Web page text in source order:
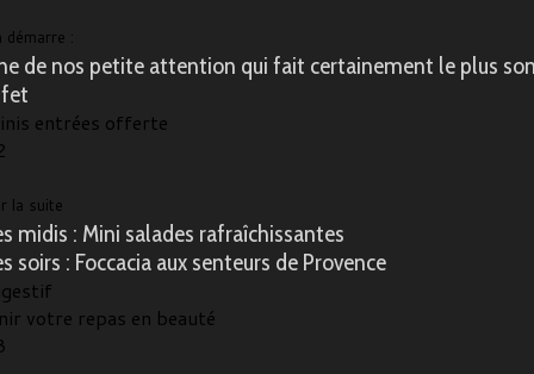
démarre :
de nos petite attention qui fait certainement le plus
entrées offerte
la suite
midis : Mini salades rafraîchissantes
soirs : Foccacia aux senteurs de Provence
votre repas en beauté